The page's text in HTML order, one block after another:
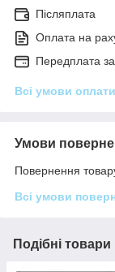
Післяплата
Оплата на
Передплата
Всі умови оплати
Умови
Повернення
Всі умови
Подібні товари